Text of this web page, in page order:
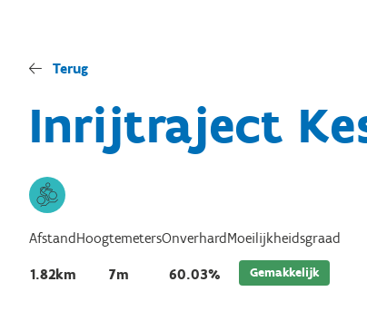
Terug
Inrijtraject
Afstand
1.82km
Hoogtemeters
7m
Onverhard
60.03%
Moeilijkheidsgraad
Gemakkelijk